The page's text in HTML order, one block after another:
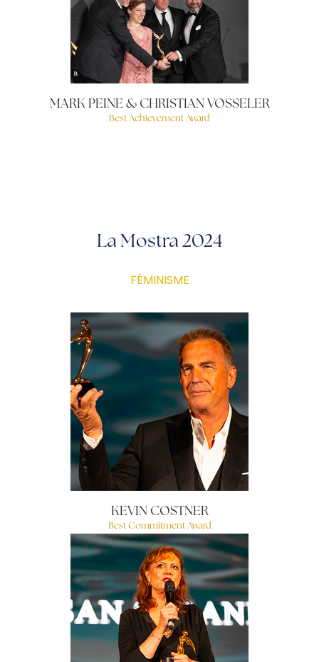
MARK PEINE & CHRISTIAN VOSSELER
Best Achievement Award
La Mostra 2024
FÉMINISME
KEVIN COSTNER
Best Commitment Award